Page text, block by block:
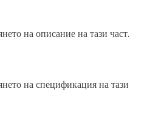
на описание на тази част.
на спецификация на тази